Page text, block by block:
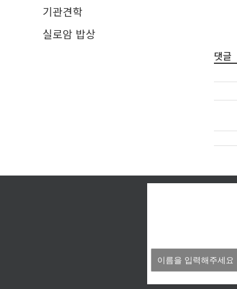
기관견학
실로암 밥상
댓글